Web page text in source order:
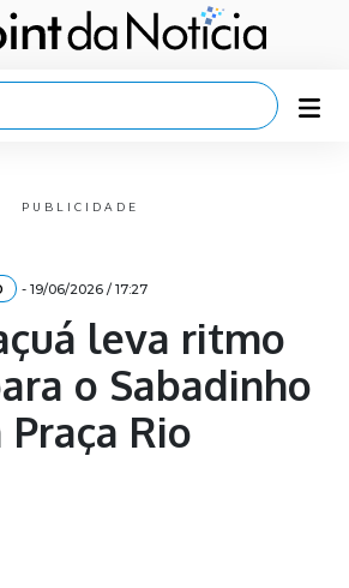
PUBLICIDADE
- 19/06/2026 / 17:27
leva ritmo
o Sabadinho
Praça Rio